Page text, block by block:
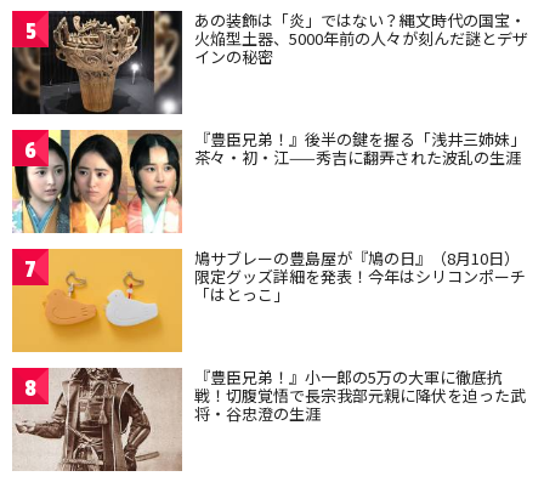
5 あの装飾は「炎」ではない？縄文時代の国宝・
火焔型土器、5000年前の人々が刻んだ謎とデザ
インの秘密
6 『豊臣兄弟！』後半の鍵を握る「浅井三姉妹」
茶々・初・江——秀吉に翻弄された波乱の生涯
7 鳩サブレーの豊島屋が『鳩の日』（8月10日）
限定グッズ詳細を発表！今年はシリコンポーチ
「はとっこ」
8 『豊臣兄弟！』小一郎の5万の大軍に徹底抗
戦！切腹覚悟で長宗我部元親に降伏を迫った武
将・谷忠澄の生涯